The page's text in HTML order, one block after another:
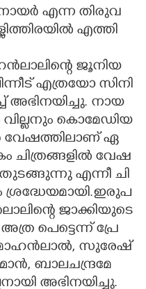
​എ​ന്ന​ ​തി​രു​വ​
​എ​ത്തി​
​ജൂ​നി​യ​
​എ​ത്ര​യോ​ ​സി​നി​
​അ​ഭി​ന​യി​ച്ചു.​ ​നാ​യ​
​കൊമേ​ഡി​യ​
​വേ​ഷ​ത്തി​ലാ​ണ് ​ഏ​
​ചി​ത്ര​ങ്ങ​ളി​ൽ​ ​വേ​ഷ​
​തു​ട​ങ്ങു​ന്നു​ ​എ​ന്നീ​ ​ചി​
​ശ്ര​ദ്ധേ​യ​മാ​യി.​ഇ​രു​പ​
​ജാ​ക്കി​യു​ടെ​
​പെ​ട്ടെ​ന്ന് ​പ്രേ​
​മോ​ഹ​ൻ​ലാ​ൽ,​ ​സു​രേ​ഷ്
​ബാ​ല​ച​ന്ദ്ര​മേ​
​അ​ഭി​ന​യി​ച്ചു.